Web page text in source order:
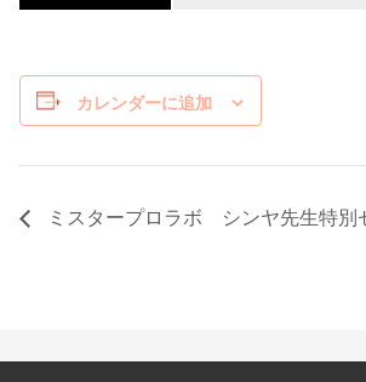
カレンダーに追加
ミスタープロラボ シンヤ先生特別